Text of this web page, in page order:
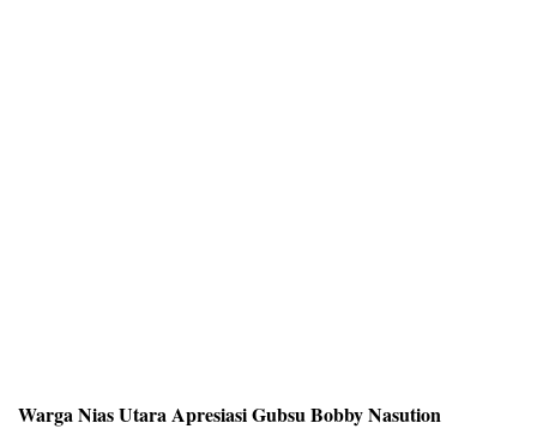
Warga Nias Utara Apresiasi Gubsu Bobby Nasution